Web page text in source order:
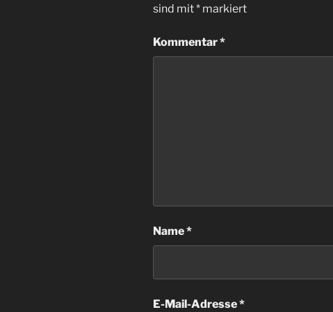
sind mit* markiert
Kommentar*
Name*
E-Mail-Adresse*